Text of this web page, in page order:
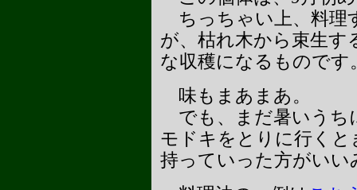
ちっちゃい上、料理
が、枯れ木から束生す
な収穫になるものです
味もまあまあ。
でも、まだ暑いうち
モドキをとりに行く
持っていった方がいい